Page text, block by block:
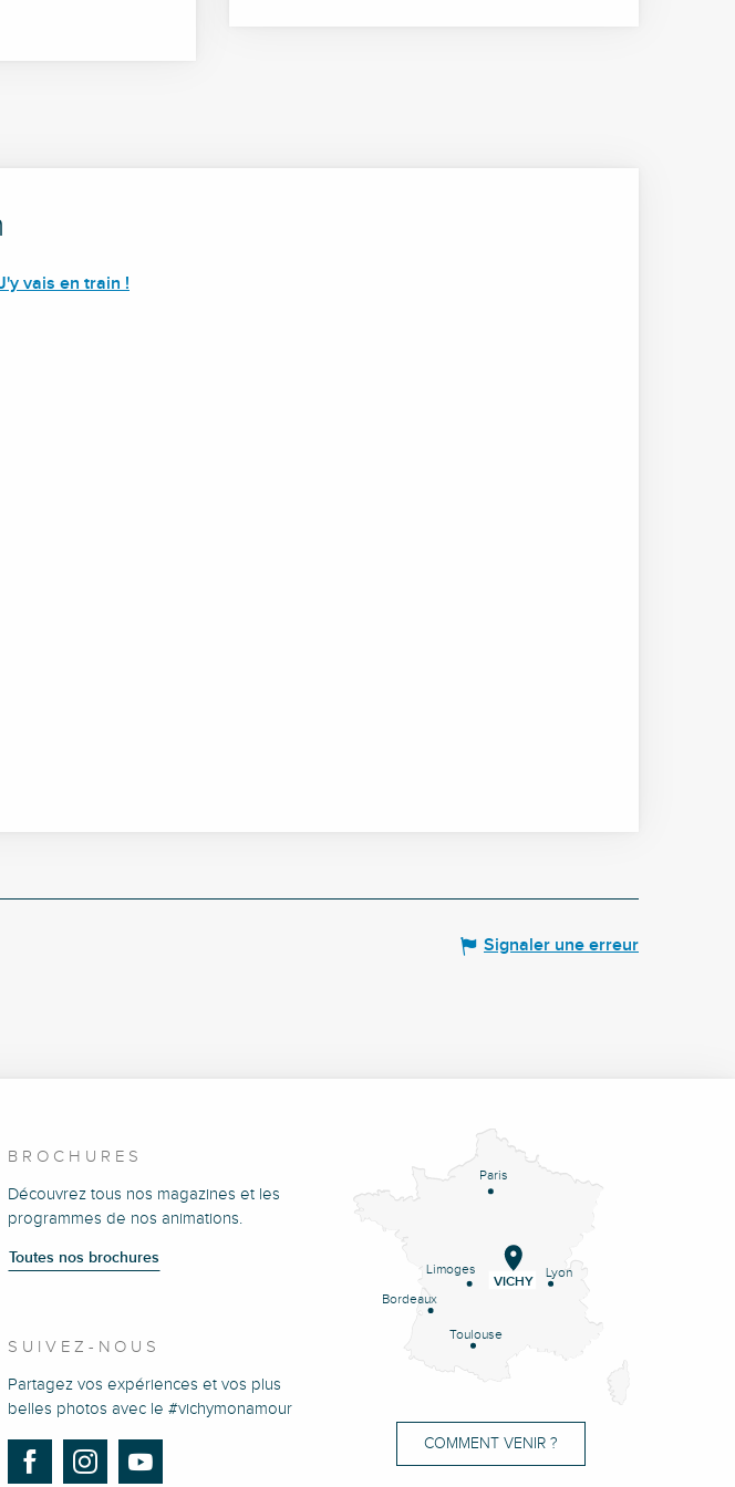
vais en train !
Signaler une erreur
BROCHURES
Découvrez tous nos magazines et les
programmes de nos animations.
Toutes nos brochures
SUIVEZ-NOUS
Partagez vos expériences et vos plus
belles photos avec le #vichymonamour
Paris
Lyon
Limoges
Bordeaux
Toulouse
VICHY
COMMENT VENIR ?